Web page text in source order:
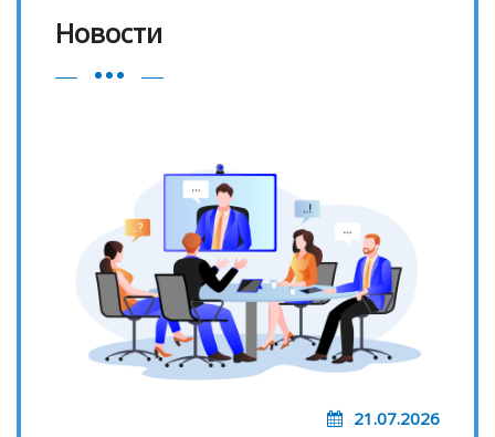
Новости
21.07.2026